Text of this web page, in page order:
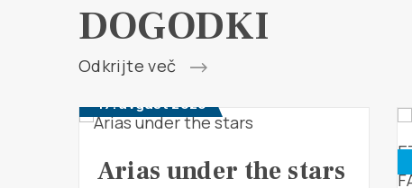
DOGODKI
Odkrijte več
17. avgust 2026
Arias under the stars